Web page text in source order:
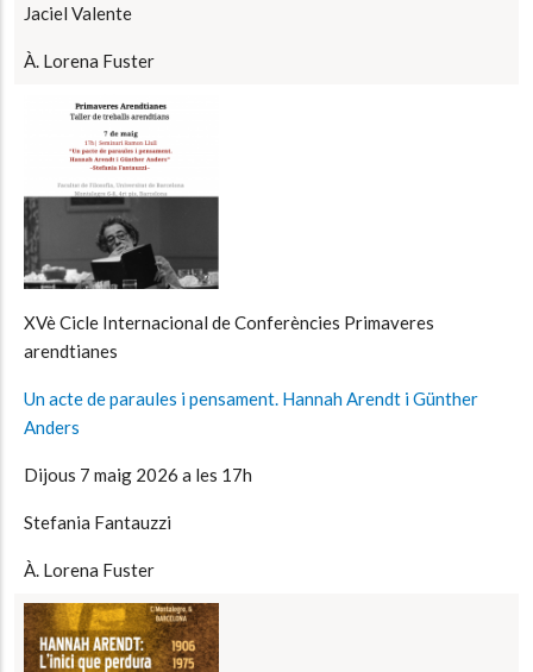
Jaciel Valente
À. Lorena Fuster
XVè Cicle Internacional de Conferències Primaveres
arendtianes
Un acte de paraules i pensament. Hannah Arendt i Günther
Anders
Dijous 7 maig 2026 a les 17h
Stefania Fantauzzi
À. Lorena Fuster